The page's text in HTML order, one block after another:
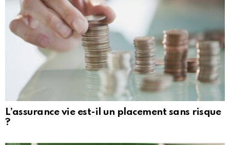
L’assurance vie est-il un placement sans risque
?